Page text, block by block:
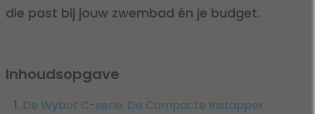
die past bij jouw zwembad én je budget.
Inhoudsopgave
De Wybot C-serie: De Compacte Instapper